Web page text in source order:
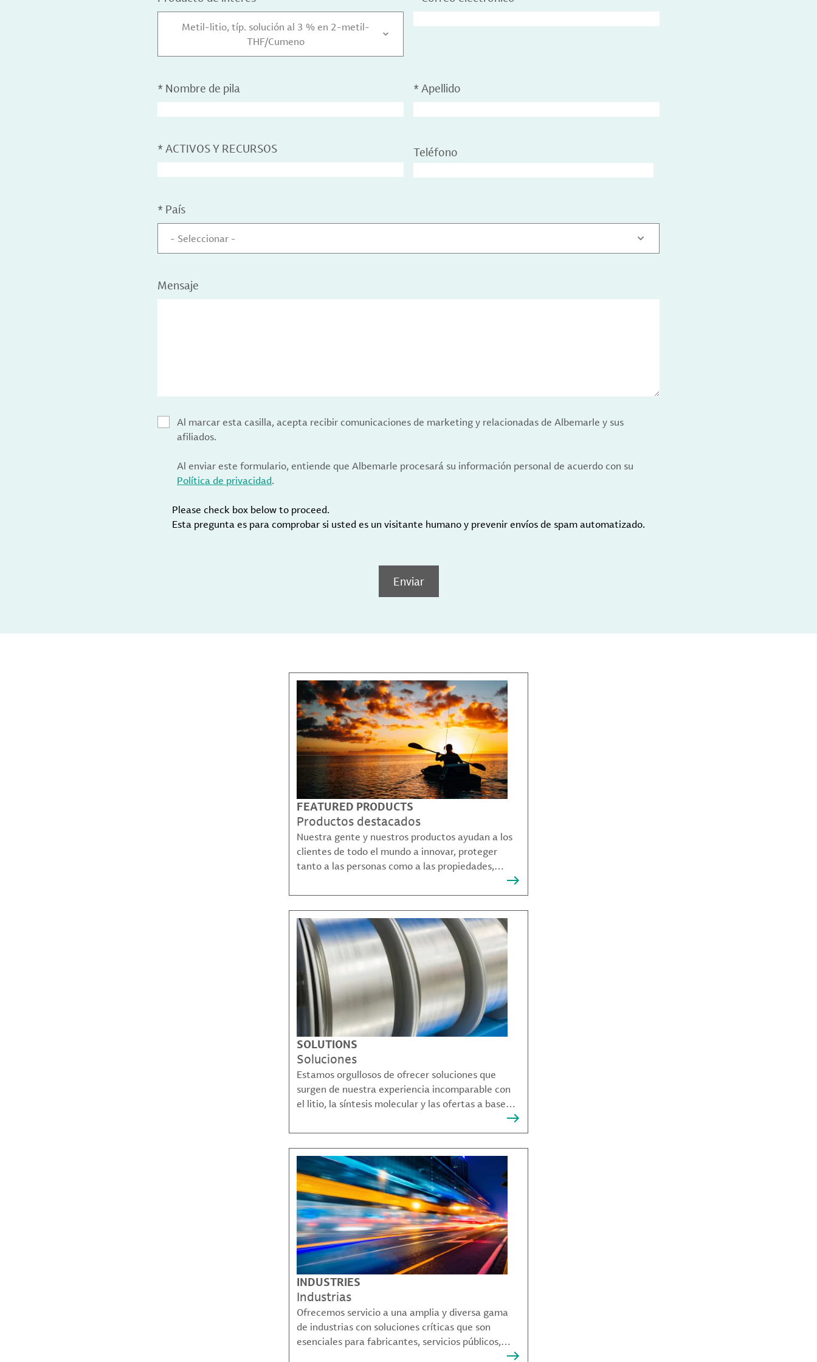
Metil-litio, típ. solución al 3 % en 2-metil-
THF/Cumeno
* Nombre de pila * Apellido
*ACTIVOS Y RECURSOS Teléfono
* País
- Seleccionar -
Mensaje
Al marcar esta casilla, acepta recibir comunicaciones de marketing y relacionadas de Albemarle y sus
afiliados.
Al enviar este formulario, entiende que Albemarle procesará su información personal de acuerdo con su
Política de privacidad.
Please check box below to proceed.
Esta pregunta es para comprobar si usted es un visitante humano y prevenir envíos de spam automatizado.
Enviar
FEATURED PRODUCTS
Productos destacados
Nuestra gente y nuestros productos ayudan a los
clientes de todo el mundo a innovar, proteger
tanto a las personas como a las propiedades,
sostenibles de moverse, comunicarse y prosperar.
SOLUTIONS
Soluciones
Estamos orgullosos de ofrecer soluciones que
surgen de nuestra experiencia incomparable con
el litio, la síntesis molecular y las ofertas a base
bromo que resuelven muchos de los desafíos más
complejos de nuestros clientes.
INDUSTRIES
Industrias
Ofrecemos servicio a una amplia y diversa gama
de industrias con soluciones críticas que son
esenciales para fabricantes, servicios públicos,